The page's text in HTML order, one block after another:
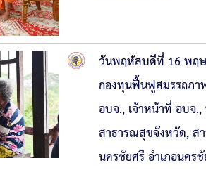
วันพฤหัสบดีที่ 16 พฤษ
กองทุนฟื้นฟูสมรรถภ
อบจ., เจ้าหน้าที่ อบจ
สาธารณสุขจังหวัด, ส
นครชัยศรี อำเภอนค